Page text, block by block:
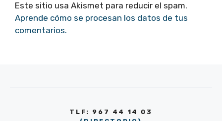
Este sitio usa Akismet para reducir el spam.
Aprende cómo se procesan los datos de tus
comentarios.
TLF: 967 44 14 03